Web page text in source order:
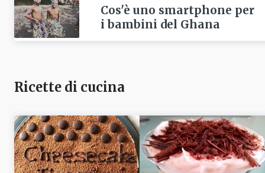
Cos'è uno smartphone per
i bambini del Ghana
Ricette di cucina